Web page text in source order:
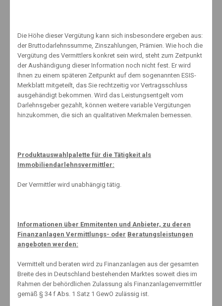
den Medien aufgegriffen wird, herrscht vielerorts zu vielen Fragen
um die eigene Pflegevorsorge und die Pflege von Angehörigen …
By:Knut Mäuselein
22. April 2014 No Comments
Der Winter war besonders milde und mancher Frühlingstag lockte
mit sommerhaften Temperaturen. Was viele Menschen freut, hat
Bedingungen besonders gut ausbreiten. …
Osterfeuer 2014
Die Höhe dieser Vergütung kann sich insbesondere ergeben aus:
der Bruttodarlehnssumme, Zinszahlungen, Prämien. Wie hoch die
Vergütung des Vermittlers konkret sein wird, steht zum Zeitpunkt
der Aushändigung dieser Information noch nicht fest. Er wird
Ihnen zu einem späteren Zeitpunkt auf dem sogenannten ESIS-
Merkblatt mitgeteilt, das Sie rechtzeitig vor Vertragsschluss
ausgehändigt bekommen. Wird das Leistungsentgelt vom
Darlehnsgeber gezahlt, können weitere variable Vergütungen
hinzukommen, die sich an qualitativen Merkmalen bemessen.
Produktauswahlpalette für die Tätigkeit als
Immobiliendarlehnsvermittler:
Der Vermittler wird unabhängig tätig.
Informationen über Emmitenten und Anbieter, zu deren
Finanzanlagen Vermittlungs- oder Beratungsleistungen
angeboten werden:
Vermittelt und beraten wird zu Finanzanlagen aus der gesamten
Breite des in Deutschland bestehenden Marktes soweit dies im
Rahmen der behördlichen Zulassung als Finanzanlagenvermittler
gemäß § 34 f Abs. 1 Satz 1 GewO zulässig ist.